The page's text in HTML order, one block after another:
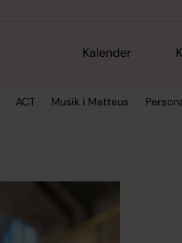
Kalender
ACT Musik i Matteus